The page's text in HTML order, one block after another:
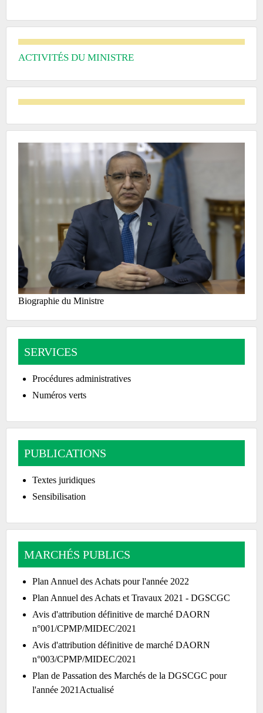
ACTIVITÉS DU MINISTRE
Biographie du Ministre
SERVICES
Procédures administratives
Numéros verts
PUBLICATIONS
Textes juridiques
Sensibilisation
MARCHÉS PUBLICS
Plan Annuel des Achats pour l'année 2022
Plan Annuel des Achats et Travaux 2021 - DGSCGC
Avis d'attribution définitive de marché DAORN
n°001/CPMP/MIDEC/2021
Avis d'attribution définitive de marché DAORN
n°003/CPMP/MIDEC/2021
Plan de Passation des Marchés de la DGSCGC pour
l'année 2021Actualisé